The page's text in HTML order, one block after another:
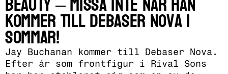
kommer till Debaser Nova i
sommar!
Jay Buchanan kommer till Debaser Nova.
Efter år som frontfigur i Rival Sons